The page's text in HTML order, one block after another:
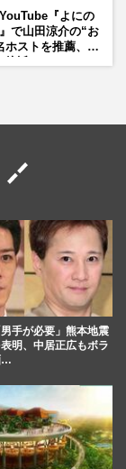
『よにの
で山田涼介の“お
ホストを推薦、歌
手が必要」熊本地震
明、中居正広もボラ
…